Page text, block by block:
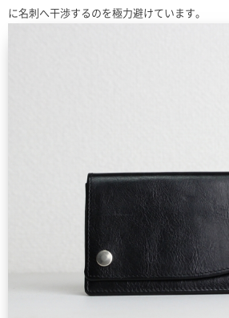
に名刺へ干渉するのを極力避けています。